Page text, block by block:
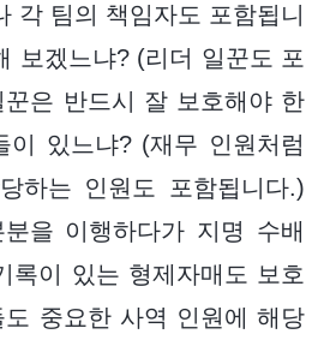
각 팀의 책임자도 포함됩니
보겠느냐? (리더 일꾼도 포
은 반드시 잘 보호해야 한
있느냐? (재무 인원처럼
하는 인원도 포함됩니다.)
을 이행하다가 지명 수배
록이 있는 형제자매도 보호
중요한 사역 인원에 해당